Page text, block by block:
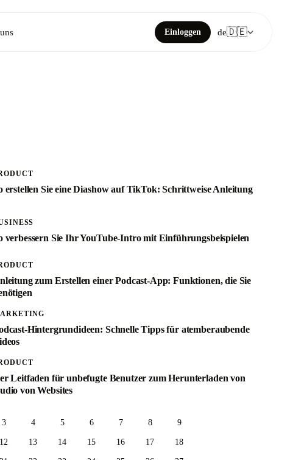
Einloggen de🇩🇪
erstellen Sie eine Diashow auf TikTok: Schrittweise Anleitung
verbessern Sie Ihr YouTube-Intro mit Einführungsbeispielen
zum Erstellen einer Podcast-App: Funktionen, die Sie
Hintergrundideen: Schnelle Tipps für atemberaubende
Leitfaden für unbefugte Benutzer zum Herunterladen von
von Websites
3 4 5 6 7 8 9
12 13 14 15 16 17 18